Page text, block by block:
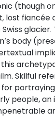
(though
fiancée
body
Skilful
people,